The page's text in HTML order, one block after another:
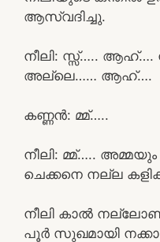
ആസ്വദിച്ചു.
നീലി: സ്സ്‌…..
അല്ലെ…… ആഹ്….
കണ്ണൻ: മ്മ്…..
നീലി: മ്മ്…..
ചെക്കനെ നല്ല
നീലി കാൽ
പൂർ സുഖമായി